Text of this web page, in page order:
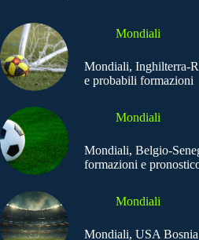
Mondiali
Mondiali, Inghilterra-
e probabili formazioni
Mondiali
Mondiali, Belgio-
formazioni e
Mondiali
Mondiali, USA